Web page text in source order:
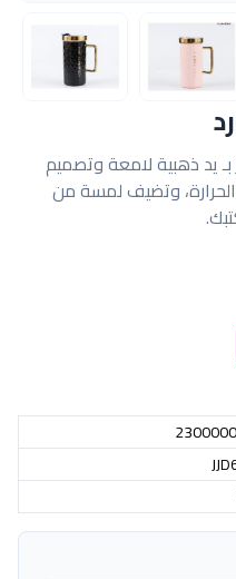
يد ذهبية لامعة وتصميم
وتضيف لمسة من